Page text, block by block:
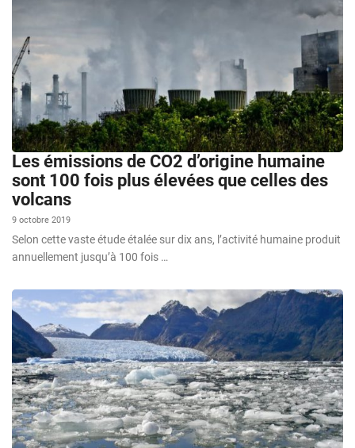
Les émissions de CO2 d’origine humaine
sont 100 fois plus élevées que celles des
volcans
9 octobre 2019
Selon cette vaste étude étalée sur dix ans, l’activité humaine produit
annuellement jusqu’à 100 fois …